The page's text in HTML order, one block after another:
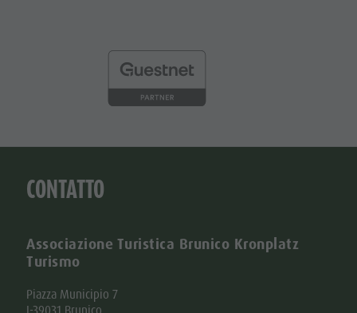
CONTATTO
Associazione Turistica Brunico Kronplatz
Turismo
Piazza Municipio 7